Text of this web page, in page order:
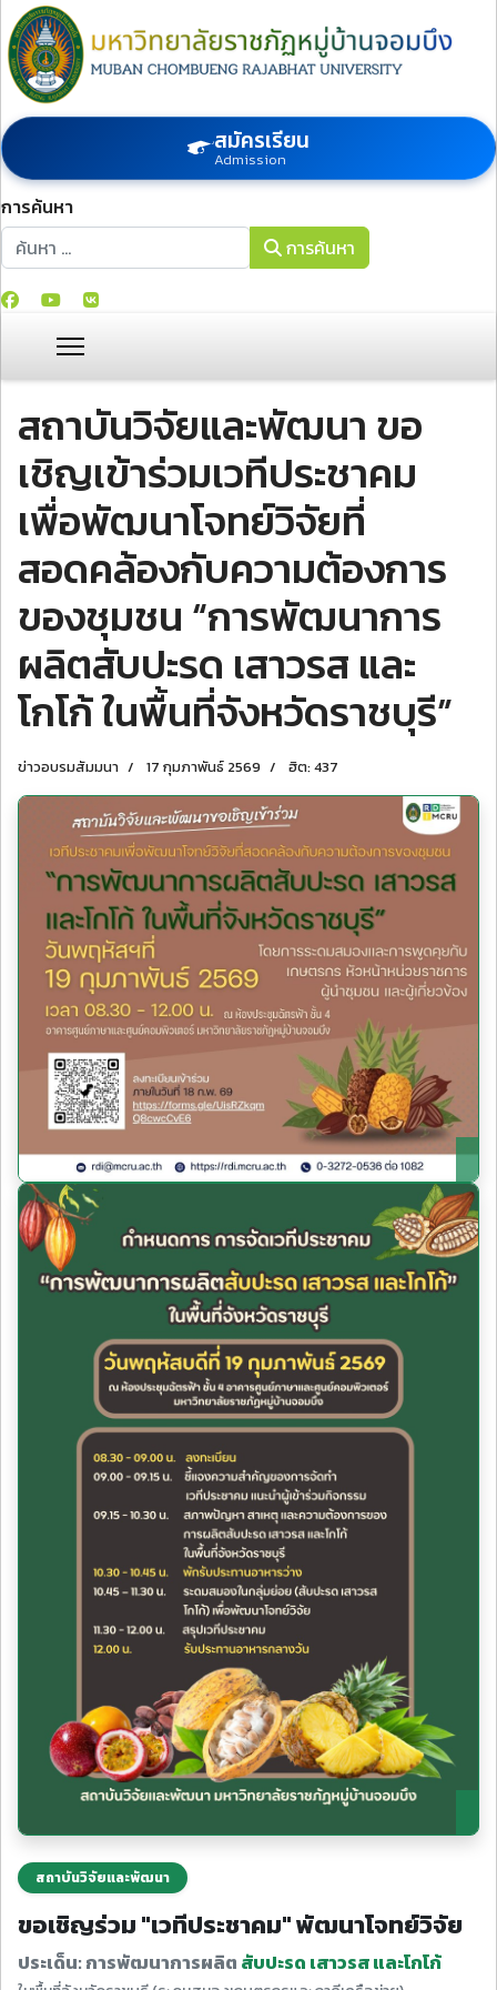
สมัครเรียน
Admission
การค้นหา
การค้นหา
การค้นหา
สถาบันวิจัยและพัฒนา ขอ
เชิญเข้าร่วมเวทีประชาคม
เพื่อพัฒนาโจทย์วิจัยที่
สอดคล้องกับความต้องการ
ของชุมชน “การพัฒนาการ
ผลิตสับปะรด เสาวรส และ
โกโก้ ในพื้นที่จังหวัดราชบุรี”
ข่าวอบรมสัมมนา 17 กุมภาพันธ์ 2569 ฮิต: 437
สถาบันวิจัยและพัฒนา
ขอเชิญร่วม "เวทีประชาคม" พัฒนาโจทย์วิจัย
ประเด็น: การพัฒนาการผลิต สับปะรด เสาวรส และโกโก้